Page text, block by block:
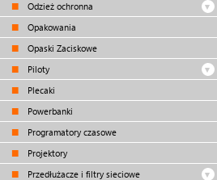
Odzież ochronna
Opakowania
Opaski Zaciskowe
Piloty
Plecaki
Powerbanki
Programatory czasowe
Projektory
Przedłużacze i filtry sieciowe